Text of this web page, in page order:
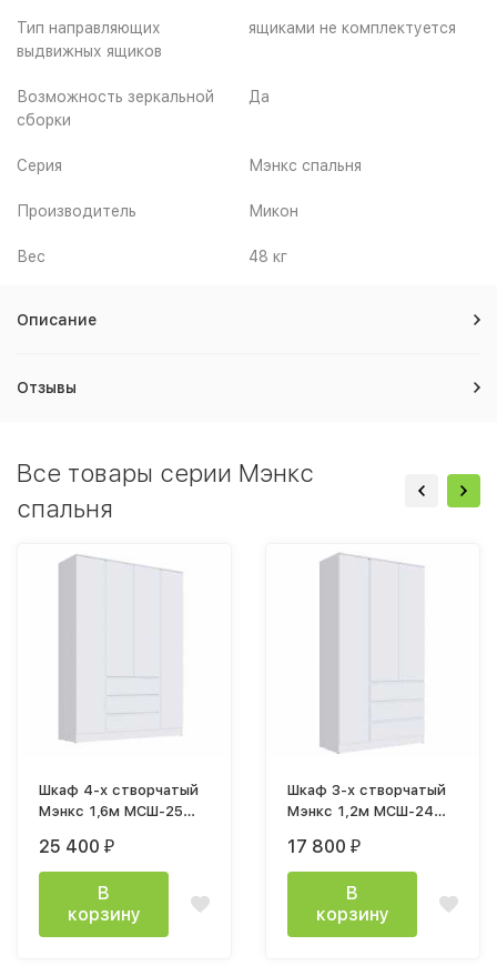
Тип направляющих
выдвижных ящиков
ящиками не комплектуется
Возможность зеркальной
сборки
Да
Серия Мэнкс спальня
Производитель Микон
Вес 48 кг
Описание
Отзывы
Все товары серии Мэнкс
спальня
Шкаф 4-х створчатый
Мэнкс 1,6м МСШ-25
25 400 ₽
В
корзину
Шкаф 3-х створчатый
Мэнкс 1,2м МСШ-24
17 800 ₽
В
корзину